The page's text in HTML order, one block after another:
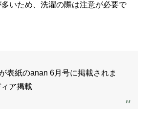
いため、洗濯の際は注意が必要で
表紙のanan 6月号に掲載されま
ア掲載